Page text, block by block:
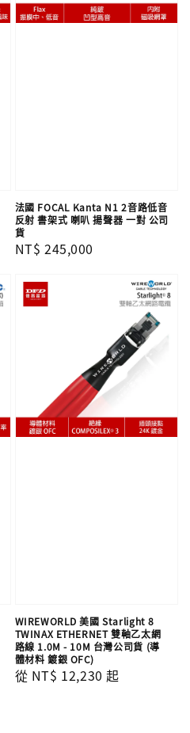
法國 FOCAL Kanta N1 2音路低音
反射 書架式 喇叭 揚聲器 一對 公司
貨
Regular
NT$ 245,000
WIREWORLD 美國 Starlight 8
TWINAX ETHERNET 雙軸乙太網
路線 1.0M - 10M 台灣公司貨 (導
體材料 鍍銀 OFC)
Regular
從 NT$ 12,230 起